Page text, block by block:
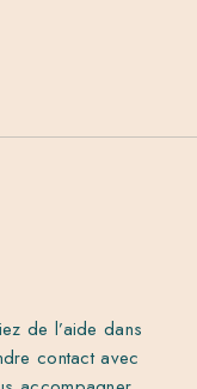
de l’aide dans
contact avec